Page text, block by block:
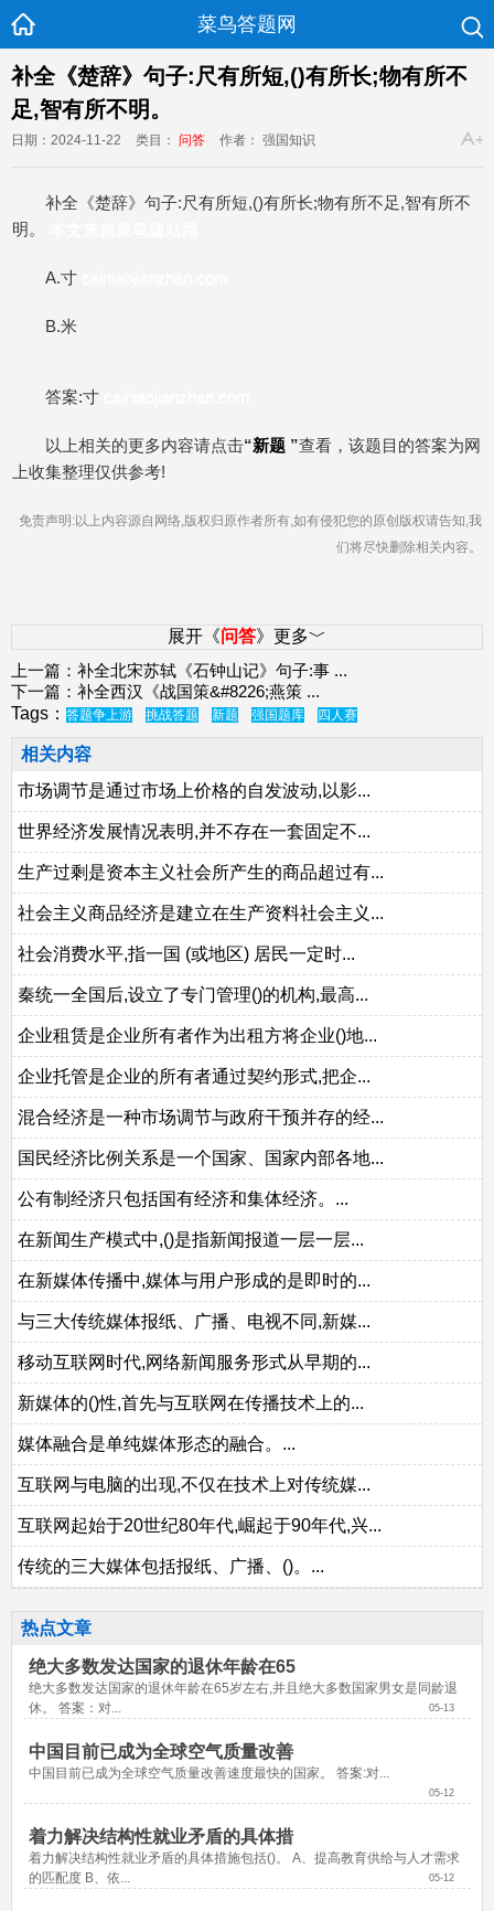
菜鸟答题网
补全《楚辞》句子:尺有所短,()有所长;物有所不
足,智有所不明。
日期：2024-11-22 类目： 问答 作者： 强国知识
补全《楚辞》句子:尺有所短,()有所长;物有所不足,智有所不
明。
A.寸
B.米
答案:寸
以上相关的更多内容请点击“新题 ”查看，该题目的答案为网
上收集整理仅供参考!
免责声明:以上内容源自网络,版权归原作者所有,如有侵犯您的原创版权请告知,我
们将尽快删除相关内容。
展开《问答》更多﹀
上一篇： 补全北宋苏轼《石钟山记》句子:事 ...
下一篇： 补全西汉《战国策&#8226;燕策 ...
Tags： 答题争上游 挑战答题 新题 强国题库 四人赛
相关内容
市场调节是通过市场上价格的自发波动,以影...
世界经济发展情况表明,并不存在一套固定不...
生产过剩是资本主义社会所产生的商品超过有...
社会主义商品经济是建立在生产资料社会主义...
社会消费水平,指一国 (或地区) 居民一定时...
秦统一全国后,设立了专门管理()的机构,最高...
企业租赁是企业所有者作为出租方将企业()地...
企业托管是企业的所有者通过契约形式,把企...
混合经济是一种市场调节与政府干预并存的经...
国民经济比例关系是一个国家、国家内部各地...
公有制经济只包括国有经济和集体经济。...
在新闻生产模式中,()是指新闻报道一层一层...
在新媒体传播中,媒体与用户形成的是即时的...
与三大传统媒体报纸、广播、电视不同,新媒...
移动互联网时代,网络新闻服务形式从早期的...
新媒体的()性,首先与互联网在传播技术上的...
媒体融合是单纯媒体形态的融合。...
互联网与电脑的出现,不仅在技术上对传统媒...
互联网起始于20世纪80年代,崛起于90年代,兴...
传统的三大媒体包括报纸、广播、()。...
热点文章
绝大多数发达国家的退休年龄在65
绝大多数发达国家的退休年龄在65岁左右,并且绝大多数国家男女是同龄退
休。 答案：对...
05-13
中国目前已成为全球空气质量改善
中国目前已成为全球空气质量改善速度最快的国家。 答案:对...
05-12
着力解决结构性就业矛盾的具体措
着力解决结构性就业矛盾的具体措施包括()。 A、提高教育供给与人才需求
的匹配度 B、依...
05-12